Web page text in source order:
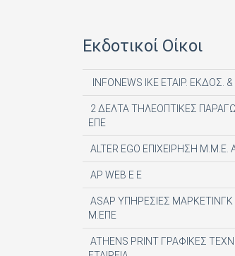
Εκδοτικοί Οίκοι
INFONEWS ΙΚΕ ΕΤΑΙΡ.
2 ΔΕΛΤΑ ΤΗΛΕΟΠΤΙΚΕΣ
ΕΠΕ
ALTER EGO ΕΠΙΧΕΙΡΗΣΗ Μ.Μ.Ε.
AP WEB Ε Ε
ASAP ΥΠΗΡΕΣΙΕΣ ΜΑΡΚΕΤΙΝΓΚ
Μ.ΕΠΕ
ATHENS PRINT ΓΡΑΦΙΚΕΣ